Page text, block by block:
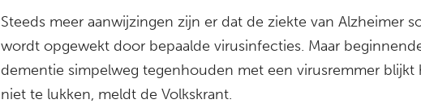
Steeds meer aanwijzingen zijn er dat de ziekte van Alzheimer
wordt opgewekt door bepaalde virusinfecties. Maar
dementie simpelweg tegenhouden met een virusremmer blijkt
niet te lukken, meldt de Volkskrant.